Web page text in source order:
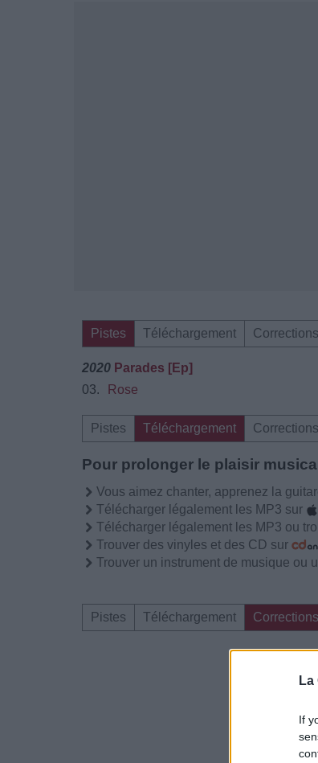
If
Pistes Téléchargement
2020 Parades [Ep]
03.
Rose
Pistes Téléchargement
Pour prolonger le plaisir
Vous aimez chanter, apprenez la
Télécharger légalement les MP3 sur
Télécharger légalement les MP3 ou
Trouver des vinyles et des CD sur
Trouver un instrument de musique ou
Pistes Téléchargement